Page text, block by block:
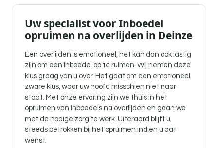
Uw specialist voor Inboedel
opruimen na overlijden in Deinze
Een overlijden is emotioneel, het kan dan ook lastig
zijn om een inboedel op te ruimen. Wij nemen deze
klus graag van u over. Het gaat om een emotioneel
zware klus, waar uw hoofd misschien niet naar
staat. Met onze ervaring zijn we thuis in het
opruimen van inboedels na overlijden en gaan we
met de nodige zorg te werk. Uiteraard blijft u
steeds betrokken bij het opruimen indien u dat
wenst.